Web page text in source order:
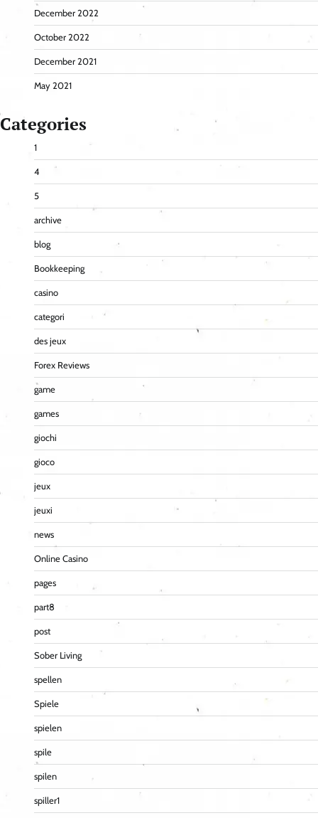
December 2022
October 2022
December 2021
May 2021
Categories
1
4
5
archive
blog
Bookkeeping
casino
categori
des jeux
Forex Reviews
game
games
giochi
gioco
jeux
jeuxi
news
Online Casino
pages
part8
post
Sober Living
spellen
Spiele
spielen
spile
spilen
spiller1